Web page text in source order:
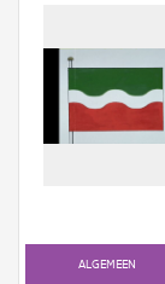
Gebeurtenis
Persoon of collectief
AanmeldenALGEMEEN